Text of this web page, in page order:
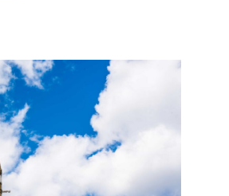
to
Medicines
is
at
Risk